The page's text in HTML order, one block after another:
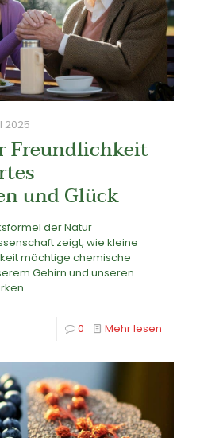
2025
Freundlichkeit
und Glück
der Natur
zeigt, wie kleine
mächtige chemische
Gehirn und unseren
0 Mehr lesen